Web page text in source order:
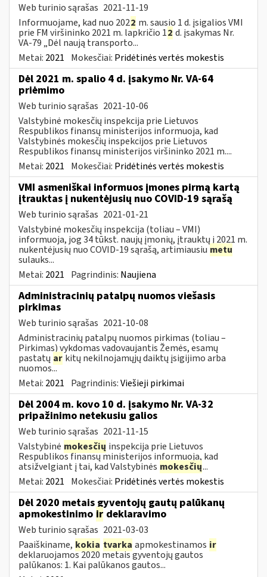
Web turinio sąrašas 2021-11-19
Informuojame, kad nuo 2022 m. sausio 1 d. įsigalios VMI
prie FM viršininko 2021 m. lapkričio 12 d. įsakymas Nr.
VA-79 „Dėl naują transporto...
Metai: 2021 Mokesčiai: Pridėtinės vertės mokestis
Dėl 2021 m. spalio 4 d. įsakymo Nr. VA-64
priėmimo
Web turinio sąrašas 2021-10-06
Valstybinė mokesčių inspekcija prie Lietuvos
Respublikos finansų ministerijos informuoja, kad
Valstybinės mokesčių inspekcijos prie Lietuvos
Respublikos finansų ministerijos viršininko 2021 m....
Metai: 2021 Mokesčiai: Pridėtinės vertės mokestis
VMI asmeniškai informuos įmones pirmą kartą
įtrauktas į nukentėjusių nuo COVID-19 sąrašą
Web turinio sąrašas 2021-01-21
Valstybinė mokesčių inspekcija (toliau – VMI)
informuoja, jog 34 tūkst. naujų įmonių, įtrauktų į 2021 m.
nukentėjusių nuo COVID-19 sąrašą, artimiausiu metu
sulauks...
Metai: 2021 Pagrindinis: Naujiena
Administracinių patalpų nuomos viešasis
pirkimas
Web turinio sąrašas 2021-10-08
Administracinių patalpų nuomos pirkimas (toliau –
Pirkimas) vykdomas vadovaujantis Žemės, esamų
pastatų ar kitų nekilnojamųjų daiktų įsigijimo arba
nuomos...
Metai: 2021 Pagrindinis:Viešieji pirkimai
Dėl 2004 m. kovo 10 d. įsakymo Nr. VA-32
pripažinimo netekusiu galios
Web turinio sąrašas 2021-11-15
Valstybinė mokesčių inspekcija prie Lietuvos
Respublikos finansų ministerijos informuoja, kad
atsižvelgiant į tai, kad Valstybinės mokesčių...
Metai: 2021 Mokesčiai: Pridėtinės vertės mokestis
Dėl 2020 metais gyventojų gautų palūkanų
apmokestinimo ir deklaravimo
Web turinio sąrašas 2021-03-03
Paaiškiname, kokia tvarka apmokestinamos ir
deklaruojamos 2020 metais gyventojų gautos
palūkanos: 1. Kai palūkanos gautos...